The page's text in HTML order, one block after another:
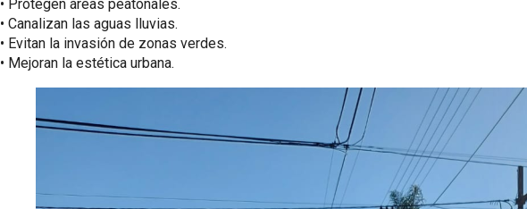
•⁠ ⁠Protegen áreas peatonales.
•⁠ ⁠Canalizan las aguas lluvias.
•⁠ ⁠Evitan la invasión de zonas verdes.
•⁠ ⁠Mejoran la estética urbana.